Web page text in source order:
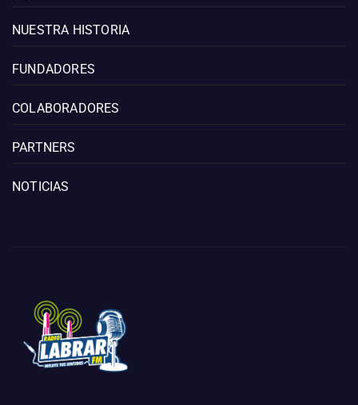
NUESTRA HISTORIA
FUNDADORES
COLABORADORES
PARTNERS
NOTICIAS